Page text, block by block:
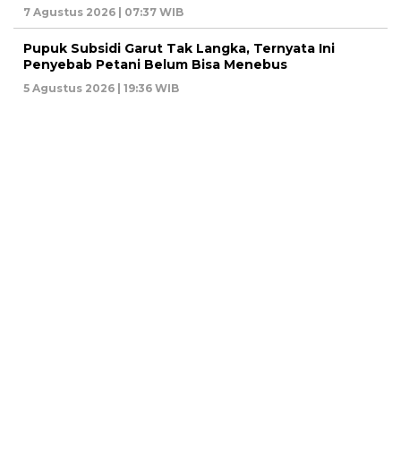
7 Agustus 2026 | 07:37 WIB
Pupuk Subsidi Garut Tak Langka, Ternyata Ini
Penyebab Petani Belum Bisa Menebus
5 Agustus 2026 | 19:36 WIB